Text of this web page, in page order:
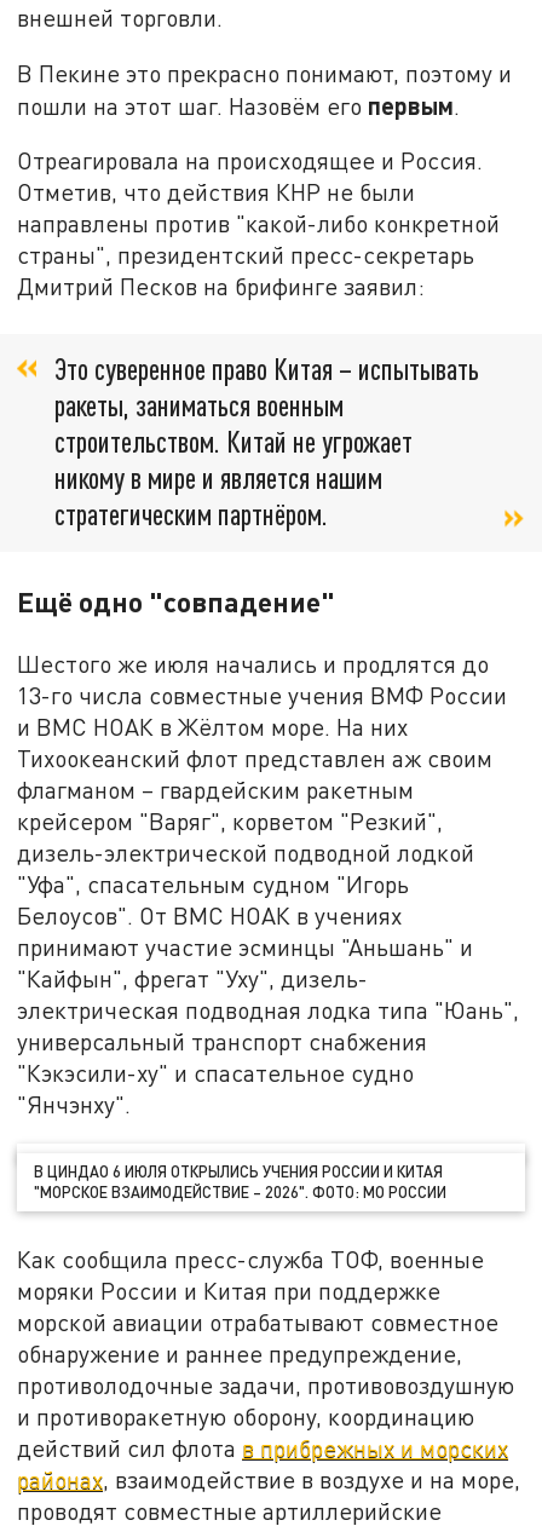
внешней торговли.
В Пекине это прекрасно понимают, поэтому и
пошли на этот шаг. Назовём его первым
Отреагировала на происходящее и Россия.
Отметив, что действия КНР не были
направлены против "какой-либо конкретной
страны", президентский пресс-секретарь
Дмитрий Песков на брифинге заявил:
Это суверенное право Китая – испытывать
ракеты, заниматься военным
строительством. Китай не угрожает
никому в мире и является нашим
стратегическим партнёром.
Ещё одно "совпадение"
Шестого же июля начались и продлятся до
13-го числа совместные учения ВМФ России
и ВМС НОАК в Жёлтом море. На них
Тихоокеанский флот представлен аж своим
флагманом – гвардейским ракетным
крейсером "Варяг", корветом "Резкий",
дизель-электрической подводной лодкой
"Уфа", спасательным судном "Игорь
Белоусов". От ВМС НОАК в учениях
принимают участие эсминцы "Аньшань" и
"Кайфын", фрегат "Уху", дизель-
электрическая подводная лодка типа "Юань",
универсальный транспорт снабжения
"Кэкэсили-ху" и спасательное судно
"Янчэнху".
В ЦИНДАО 6 ИЮЛЯ ОТКРЫЛИСЬ УЧЕНИЯ РОССИИ И КИТАЯ
"МОРСКОЕ ВЗАИМОДЕЙСТВИЕ – 2026". ФОТО: МО РОССИИ
Как сообщила пресс-служба ТОФ, военные
моряки России и Китая при поддержке
морской авиации отрабатывают совместное
обнаружение и раннее предупреждение,
противолодочные задачи, противовоздушную
и противоракетную оборону, координацию
действий сил флота в прибрежных и морских
районах, взаимодействие в воздухе и на море,
проводят совместные артиллерийские